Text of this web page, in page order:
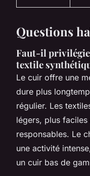
Questions
Faut-il
textile
Le cuir offre une
dure plus
régulier. Les
légers, plus
responsables. Le
une activité
un cuir bas de